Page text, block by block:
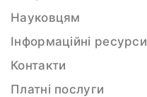
Науковцям
Інформаційні ресурси
Контакти
Платні послуги